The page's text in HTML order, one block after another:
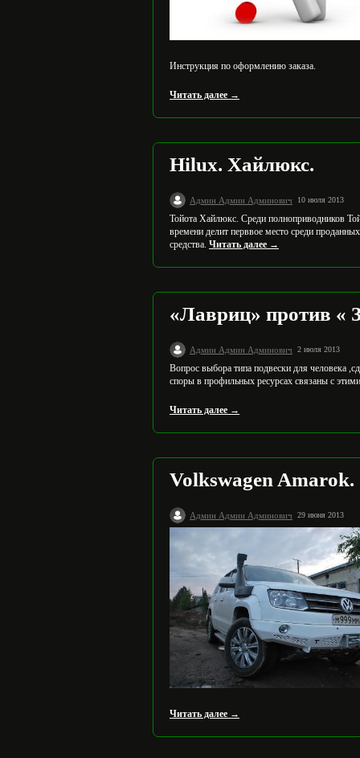
Инструкция по оформлению заказа.
Читать далее →
Hilux. Хайлюкс.
Админ Админ Админович 10 июля 2013
Тойота Хайлюкс. Среди полноприводников
времени делит перввое место среди
средства. Читать далее →
«Лавриц» против «
Админ Админ Админович 2 июля 2013
Вопрос выбора типа подвески для человека
споры в профильных ресурсах связаны с
Читать далее →
Volkswagen Amarok.
Админ Админ Админович 29 июня 2013
Читать далее →